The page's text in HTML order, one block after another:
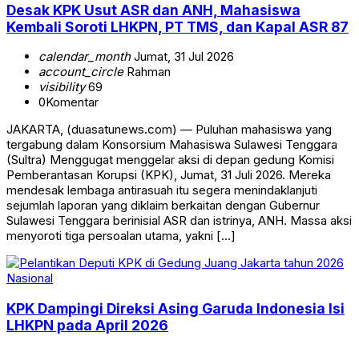
Desak KPK Usut ASR dan ANH, Mahasiswa
Kembali Soroti LHKPN, PT TMS, dan Kapal ASR 87
calendar_monthJumat, 31 Jul 2026
account_circleRahman
visibility69
0Komentar
JAKARTA, (duasatunews.com) — Puluhan mahasiswa yang
tergabung dalam Konsorsium Mahasiswa Sulawesi Tenggara
(Sultra) Menggugat menggelar aksi di depan gedung Komisi
Pemberantasan Korupsi (KPK), Jumat, 31 Juli 2026. Mereka
mendesak lembaga antirasuah itu segera menindaklanjuti
sejumlah laporan yang diklaim berkaitan dengan Gubernur
Sulawesi Tenggara berinisial ASR dan istrinya, ANH. Massa aksi
menyoroti tiga persoalan utama, yakni […]
Nasional
KPK Dampingi Direksi Asing Garuda Indonesia Isi
LHKPN pada April 2026